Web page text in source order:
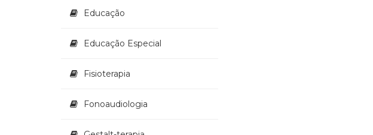
Educação
Educação Especial
Fisioterapia
Fonoaudiologia